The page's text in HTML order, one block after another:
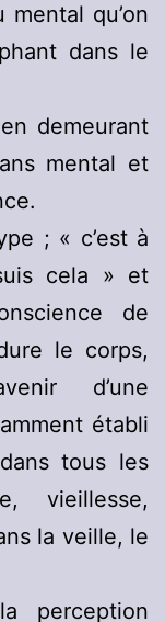
qu’on
dans le
demeurant
mental et
; « c’est à
cela » et
de
le corps,
d’une
établi
tous les
vieillesse,
la veille, le
perception